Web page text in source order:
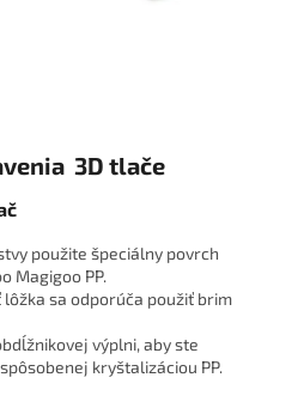
3D tlače
použite špeciálny povrch
Magigoo PP.
sa odporúča použiť brim
výplni, aby ste
kryštalizáciou PP.